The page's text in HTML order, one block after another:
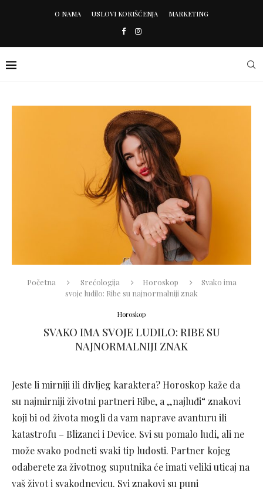
O NAMA USLOVI KORIŠĆENJA MARKETING
Početna Srećologija Horoskop
Svako ima
svoje ludilo: Ribe su najnormalniji znak
Horoskop
SVAKO IMA SVOJE LUDILO: RIBE SU
NAJNORMALNIJI ZNAK
Jeste li mirniji ili divljeg karaktera? Horoskop kaže da
su najmirniji životni partneri Ribe, a „najluđi“ znakovi
koji bi od života mogli da vam naprave avanturu ili
katastrofu – Blizanci i Device. Svi su pomalo ludi, ali ne
može svako podneti svaki tip ludosti. Partner kojeg
odaberete za životnog suputnika će imati veliki uticaj na
vaš život i svakodnevicu. Svi znakovi su puni